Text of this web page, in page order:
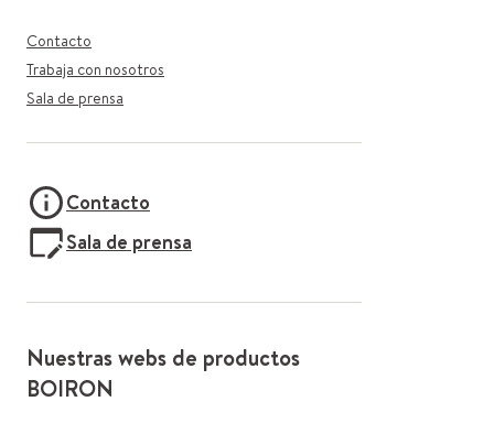
Contacto
Trabaja con nosotros
Sala de prensa
Contacto
Sala de prensa
Nuestras webs de productos
BOIRON